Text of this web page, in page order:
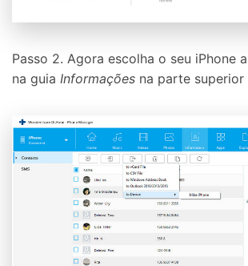
Controle seu celular com
50M+ usuários, 17+ anos
Desbloqueie e repare seu celular
Recupere, proteja e transfira
Passo 2. Agora escolha o seu iPhone
na guia Informações na parte